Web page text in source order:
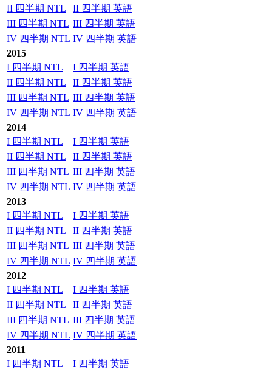
II 四半期 NTL
II 四半期 英語
III 四半期 NTL III 四半期 英語
IV 四半期 NTL IV 四半期 英語
2015
I 四半期 NTL
I 四半期 英語
II 四半期 NTL
II 四半期 英語
III 四半期 NTL III 四半期 英語
IV 四半期 NTL IV 四半期 英語
2014
I 四半期 NTL
I 四半期 英語
II 四半期 NTL
II 四半期 英語
III 四半期 NTL III 四半期 英語
IV 四半期 NTL IV 四半期 英語
2013
I 四半期 NTL
I 四半期 英語
II 四半期 NTL
II 四半期 英語
III 四半期 NTL III 四半期 英語
IV 四半期 NTL IV 四半期 英語
2012
I 四半期 NTL
I 四半期 英語
II 四半期 NTL
II 四半期 英語
III 四半期 NTL III 四半期 英語
IV 四半期 NTL IV 四半期 英語
2011
I 四半期 NTL
I 四半期 英語